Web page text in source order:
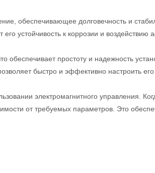
обеспечивающее долговечность и
устойчивость к коррозии и воздействию
простоту и надежность
быстро и эффективно настроить его
электромагнитного управления.
от требуемых параметров. Это